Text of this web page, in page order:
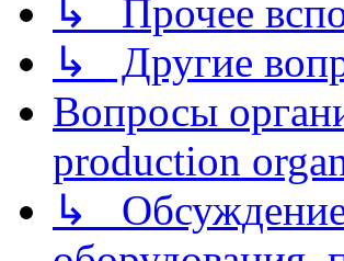
↳ Прочее
↳ Другие
Вопросы
production
↳ Обсуждение